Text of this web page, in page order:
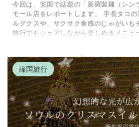
今回は、安国で話題の「新羅製麺（シン
モール店をレポートします。 手長タコ
ルグクスや、サクサク食感のじゃがいも
旅行でもシェアしながら楽しめるメニュ
列でも食べたい人気カルグクス店 安国
麺」は、手長タコを使ったピ ...
韓国旅行